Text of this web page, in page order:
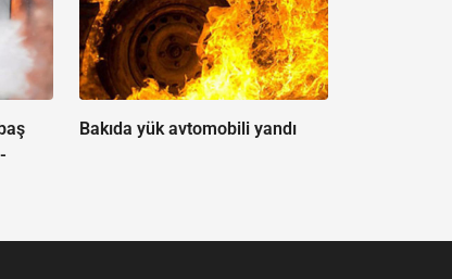
Bakıda yük avtomobili yandı